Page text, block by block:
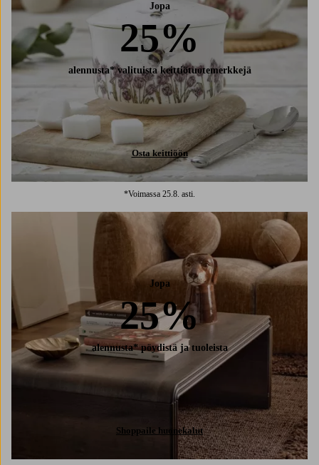
Jopa
25%
alennusta* valituista keittiötuotemerkkejä
Osta keittiöön
*Voimassa 25.8. asti.
Jopa
25%
alennusta* pöydistä ja tuoleista
Shoppaile huonekalut